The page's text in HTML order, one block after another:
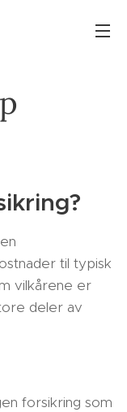
til typisk
vilkårene er
deler av
forsikring som